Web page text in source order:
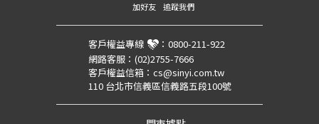
加好友 追蹤我們
客戶權益專線 ： 0800-211-922
網路客服： (02)2755-7666
客戶權益信箱： cs@sinyi.com.tw
110 台北市信義區信義路五段100號